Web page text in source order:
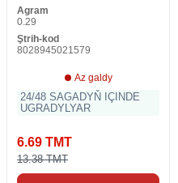
Agram
0.29
Ştrih-kod
8028945021579
Az galdy
24/48 SAGADYŇ IÇINDE
UGRADYLYAR
6.69 TMT
13.38 TMT